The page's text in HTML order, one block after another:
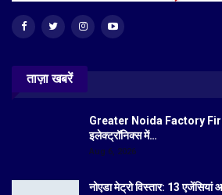
ताज़ा खबरें
Greater Noida Factory
इलेक्ट्रॉनिक्स में…
Aug 6, 2026
नोएडा मेट्रो विस्तार: 13